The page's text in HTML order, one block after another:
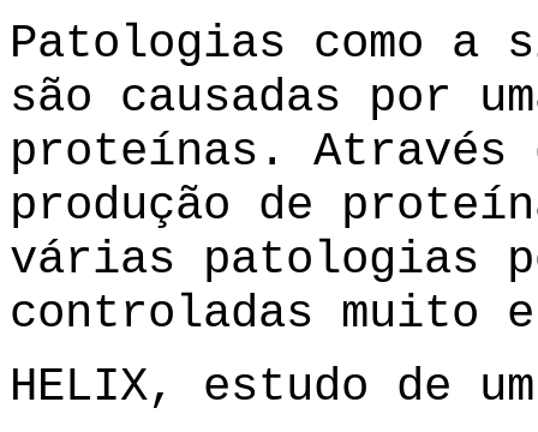
Patologias como a
são causadas por
proteínas.
produção de
várias patologias
controladas muito
HELIX, estudo de